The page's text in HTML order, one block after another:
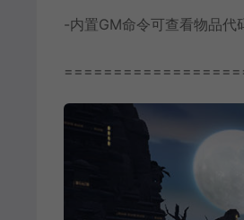
-内置GM命令可查看物品代